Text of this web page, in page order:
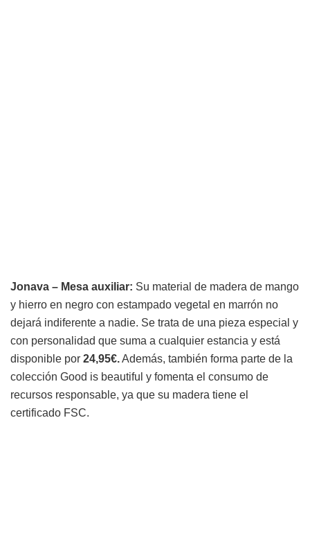
Jonava – Mesa auxiliar: Su material de madera de mango
y hierro en negro con estampado vegetal en marrón no
dejará indiferente a nadie. Se trata de una pieza especial y
con personalidad que suma a cualquier estancia y está
disponible por 24,95€.Además, también forma parte de la
colección Good is beautiful y fomenta el consumo de
recursos responsable, ya que su madera tiene el
certificado FSC.